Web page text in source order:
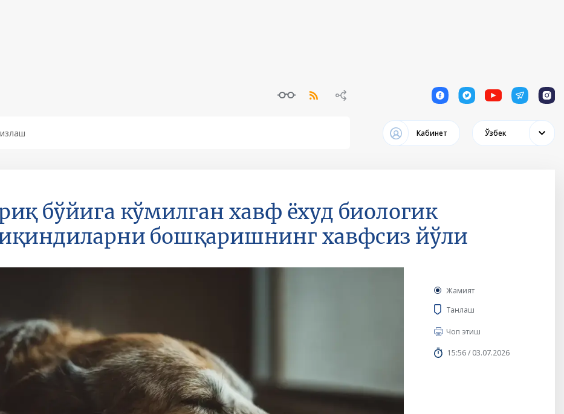
1 1 1 1 1
Кабинет Ўзбек
бўйига кўмилган хавф ёхуд биологик
бошқаришнинг хавфсиз йўли
Жамият
Танлаш
Чоп этиш
15:56 / 03.07.2026